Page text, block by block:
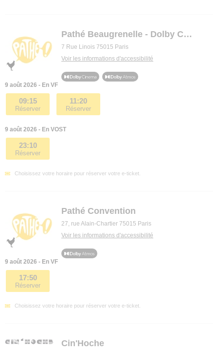
Pathé Beaugrenelle - Dolby Cinema
7 Rue Linois 75015 Paris
Voir les informations d'accessibilité
9 août 2026 - En VF
09:15
Réserver
11:20
Réserver
9 août 2026 - En VOST
23:10
Réserver
Choisissez votre horaire pour réserver votre e-ticket.
Pathé Convention
27, rue Alain-Chartier 75015 Paris
Voir les informations d'accessibilité
9 août 2026 - En VF
17:50
Réserver
Choisissez votre horaire pour réserver votre e-ticket.
Cin'Hoche